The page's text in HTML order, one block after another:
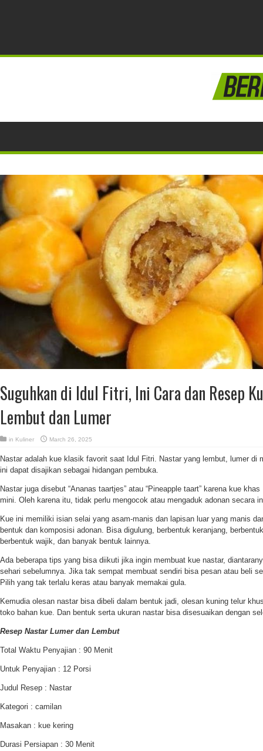
Suguhkan di Idul Fitri, Ini Cara dan Resep
Lembut dan Lumer
in Kuliner March 26, 2025
Nastar adalah kue klasik favorit saat Idul Fitri. Nastar yang lembut, lumer di
ini dapat disajikan sebagai hidangan pembuka.
Nastar juga disebut “Ananas taartjes” atau “Pineapple taart” karena kue
mini. Oleh karena itu, tidak perlu mengocok atau mengaduk adonan secara
Kue ini memiliki isian selai yang asam-manis dan lapisan luar yang manis
bentuk dan komposisi adonan. Bisa digulung, berbentuk keranjang,
berbentuk wajik, dan banyak bentuk lainnya.
Ada beberapa tips yang bisa diikuti jika ingin membuat kue nastar,
sehari sebelumnya. Jika tak sempat membuat sendiri bisa pesan atau beli
Pilih yang tak terlalu keras atau banyak memakai gula.
Kemudia olesan nastar bisa dibeli dalam bentuk jadi, olesan kuning telur
toko bahan kue. Dan bentuk serta ukuran nastar bisa disesuaikan dengan
Resep Nastar Lumer dan Lembut
Total Waktu Penyajian : 90 Menit
Untuk Penyajian : 12 Porsi
Judul Resep : Nastar
Kategori : camilan
Masakan : kue kering
Durasi Persiapan : 30 Menit